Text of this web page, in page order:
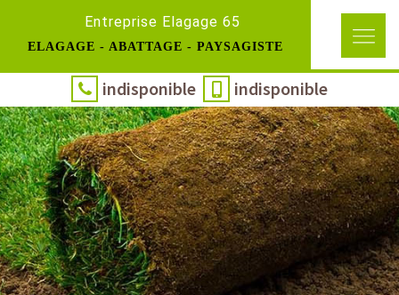
Entreprise Elagage 65
ELAGAGE - ABATTAGE - PAYSAGISTE
indisponible indisponible